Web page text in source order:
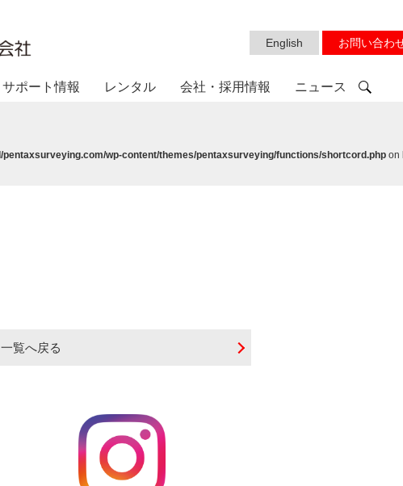
English お問い合わ
サポート情報 レンタル 会社・採用情報 ニュース
pentaxsurveying.com/wp-content/themes/pentaxsurveying/functions/shortcord.php on
一覧へ戻る